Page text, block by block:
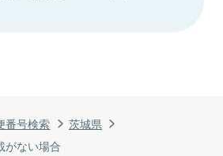
番号検索
茨城県
がない場合